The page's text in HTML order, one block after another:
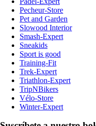
Pecheur-Store
Pet and Garden
Slowood Interior
Smash-Expert
Sneakids
Sport is good
Training-Fit
Trek-Expert
Triathlon-Expert
TripNBikers
Vélo-Store
Winter-Expert